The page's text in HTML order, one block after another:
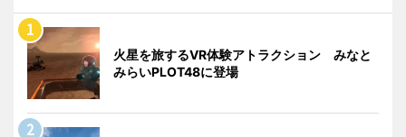
火星を旅するVR体験アトラクション みなと
みらいPLOT48に登場